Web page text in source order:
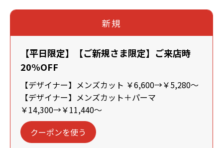
新規
【平日限定】【ご新規さま限定】ご来店時
20%OFF
【デザイナー】メンズカット ￥6,600→￥5,280～
【デザイナー】メンズカット＋パーマ
￥14,300→￥11,440～
クーポンを使う